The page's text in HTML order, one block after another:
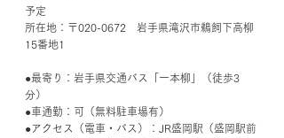
予定
所在地：〒020-0672　岩手県滝沢市鵜飼下高柳
15番地1
●最寄り：岩手県交通バス「一本柳」（徒歩3
分）
●車通勤：可（無料駐車場有）
●アクセス（電車・バス）：JR盛岡駅（盛岡駅前